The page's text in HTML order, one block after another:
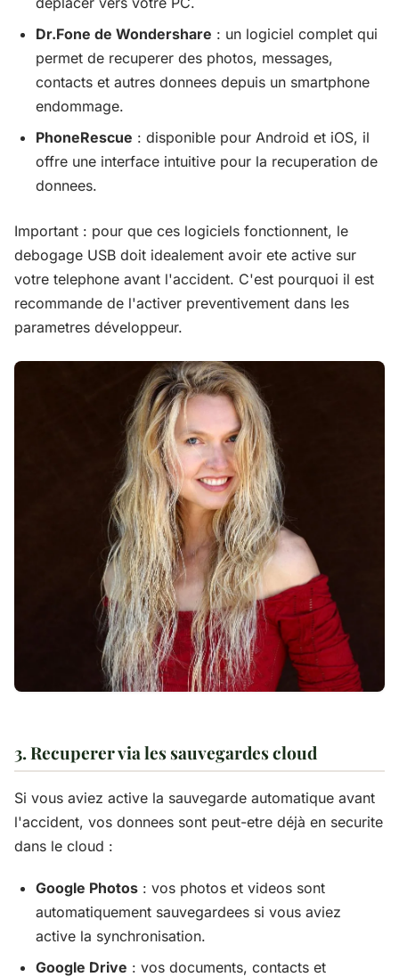
Dr.Fone de Wondershare : un logiciel complet qui
permet de recuperer des photos, messages,
contacts et autres donnees depuis un smartphone
endommage.
PhoneRescue : disponible pour Android et iOS, il
offre une interface intuitive pour la recuperation de
donnees.
Important : pour que ces logiciels fonctionnent, le
debogage USB doit idealement avoir ete active sur
votre telephone avant l'accident. C'est pourquoi il est
recommande de l'activer preventivement dans les
parametres développeur.
3. Recuperer via les sauvegardes cloud
Si vous aviez active la sauvegarde automatique avant
l'accident, vos donnees sont peut-etre déjà en securite
dans le cloud :
Google Photos : vos photos et videos sont
automatiquement sauvegardees si vous aviez
active la synchronisation.
Google Drive : vos documents, contacts et